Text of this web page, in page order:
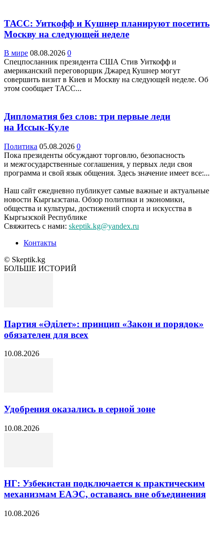
ТАСС: Уиткофф и Кушнер планируют посетить
Москву на следующей неделе
В мире 08.08.2026 0
Спецпосланник президента США Стив Уиткофф и
американский переговорщик Джаред Кушнер могут
совершить визит в Киев и Москву на следующей неделе. Об
этом сообщает ТАСС...
Дипломатия без слов: три первые леди
на Иссык-Куле
Политика 05.08.2026 0
Пока президенты обсуждают торговлю, безопасность
и межгосударственные соглашения, у первых леди своя
программа и свой язык общения. Здесь значение имеет все:...
Наш сайт ежедневно публикует самые важные и актуальные
новости Кыргызстана. Обзор политики и экономики,
общества и культуры, достижений спорта и искусства в
Кыргызской Республике
Свяжитесь с нами: skeptik.kg@yandex.ru
Контакты
© Skeptik.kg
БОЛЬШЕ ИСТОРИЙ
Партия «Әділет»: принцип «Закон и порядок»
обязателен для всех
10.08.2026
Удобрения оказались в серной зоне
10.08.2026
НГ: Узбекистан подключается к практическим
механизмам ЕАЭС, оставаясь вне объединения
10.08.2026